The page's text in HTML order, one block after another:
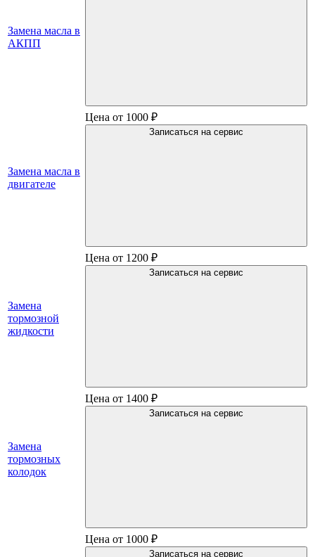
Замена масла в
АКПП
Замена масла в
двигателе
Цена от 1000 ₽
Записаться на сервис
Замена
тормозной
жидкости
Цена от 1200 ₽
Записаться на сервис
Замена
тормозных
колодок
Цена от 1400 ₽
Записаться на сервис
Цена от 1000 ₽
Записаться на сервис